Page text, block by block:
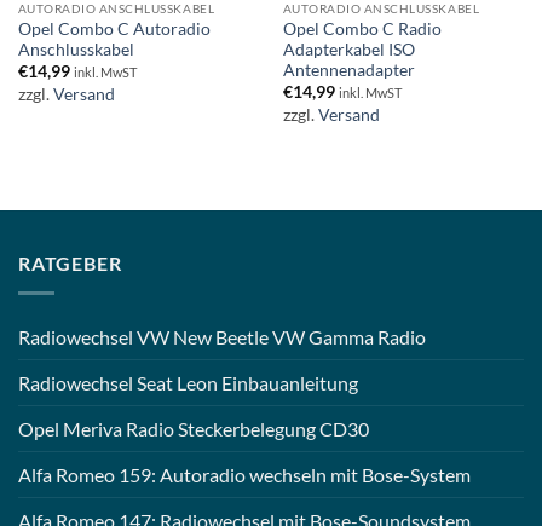
AUTORADIO ANSCHLUSSKABEL
Opel Combo C Autoradio
Anschlusskabel
€14,99 inkl. MwST
zzgl.Versand
AUTORADIO ANSCHLUSSKABEL
Opel Combo C Radio
Adapterkabel ISO
Antennenadapter
€14,99 inkl. MwST
zzgl.Versand
RATGEBER
Radiowechsel VW New Beetle VW Gamma Radio
Radiowechsel Seat Leon Einbauanleitung
Opel Meriva Radio Steckerbelegung CD30
Alfa Romeo 159: Autoradio wechseln mit Bose-System
Alfa Romeo 147: Radiowechsel mit Bose-Soundsystem